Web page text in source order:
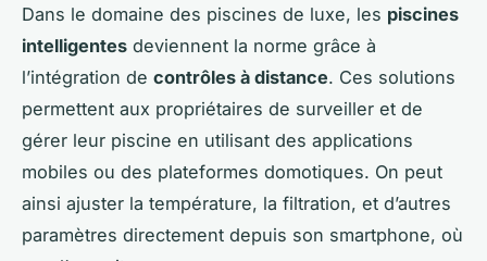
Dans le domaine des piscines de luxe, les piscines
intelligentes deviennent la norme grâce à
l’intégration de contrôles à distance. Ces solutions
permettent aux propriétaires de surveiller et de
gérer leur piscine en utilisant des applications
mobiles ou des plateformes domotiques. On peut
ainsi ajuster la température, la filtration, et d’autres
paramètres directement depuis son smartphone, où